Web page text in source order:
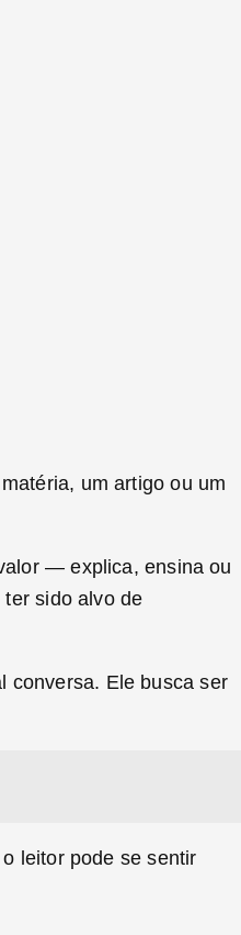
um artigo ou um
— explica, ensina ou
sido alvo de
conversa. Ele busca ser
leitor pode se sentir